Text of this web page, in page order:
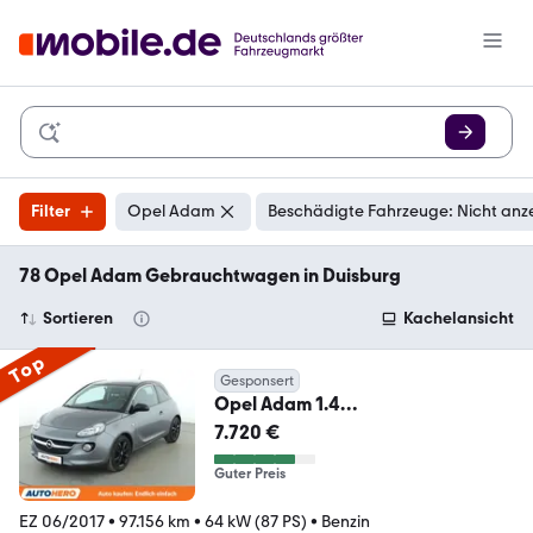
Filter Opel Adam Beschädigte Fahrzeuge: Nicht
78 Opel Adam Gebrauchtwagen in Duisburg
Sortieren Kachelansicht
Top Gesponsert
Opel Adam 1.4
Jam*PDC*SHZ*KLIMA*TEMPO*G
ARANTIE*
7.720 €
Guter Preis
EZ 06/2017• 97.156 km • 64 kW (87 PS) • Benzin